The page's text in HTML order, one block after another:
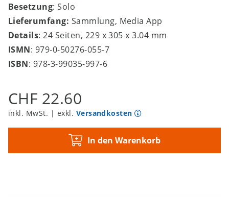
Besetzung: Solo
Lieferumfang: Sammlung, Media App
Details: 24 Seiten, 229 x 305 x 3.04 mm
ISMN: 979-0-50276-055-7
ISBN: 978-3-99035-997-6
CHF 22.60
inkl. MwSt. | exkl. Versandkosten
In den Warenkorb